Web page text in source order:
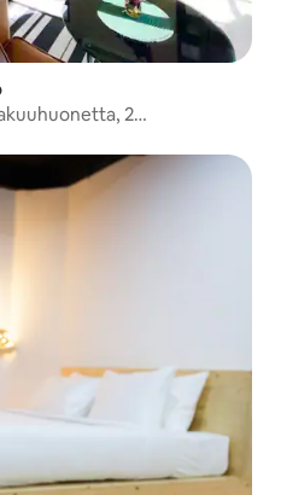
2